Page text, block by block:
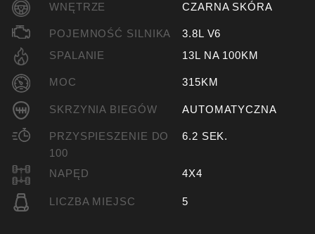
WNĘTRZE CZARNA SKÓRA
POJEMNOŚĆ SILNIKA
3.8L V6
SPALANIE
13L NA 100KM
MOC 315KM
SKRZYNIA BIEGÓW AUTOMATYCZNA
PRZYSPIESZENIE DO
100
6.2 SEK.
NAPĘD 4X4
LICZBA MIEJSC 5